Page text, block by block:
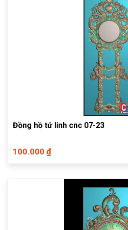
Đồng hồ tứ linh cnc 07-23
100.000 ₫